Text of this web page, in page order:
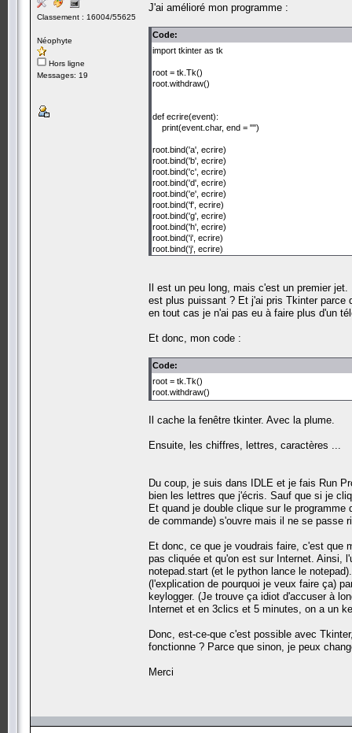
Classement : 16004/55625
Néophyte
Hors ligne
Messages: 19
J'ai amélioré mon programme :
Code:
import tkinter as tk
root = tk.Tk()
root.withdraw()
def ecrire(event):
print(event.char, end = "")
root.bind('a', ecrire)
root.bind('b', ecrire)
root.bind('c', ecrire)
root.bind('d', ecrire)
root.bind('e', ecrire)
root.bind('f', ecrire)
root.bind('g', ecrire)
root.bind('h', ecrire)
root.bind('i', ecrire)
root.bind('j', ecrire)
root.bind('m', ecrire)
root.bind('n', ecrire)
root.bind('o', ecrire)
root.bind('p', ecrire)
root.bind('r', ecrire)
root.bind('t', ecrire)
root.bind('u', ecrire)
root.bind('v', ecrire)
root.bind('w', ecrire)
root.bind('x', ecrire)
root.bind('y', ecrire)
root.bind('z', ecrire)
root.bind('1', ecrire)
root.bind('4', ecrire)
root.bind('5', ecrire)
root.bind('6', ecrire)
root.bind('7', ecrire)
root.bind('8', ecrire)
root.bind('<space>', ecrire)
root.bind('A', ecrire)
root.bind('B', ecrire)
root.bind('C', ecrire)
root.bind('D', ecrire)
root.bind('E', ecrire)
root.bind('F', ecrire)
root.bind('H', ecrire)
root.bind('I', ecrire)
root.bind('K', ecrire)
root.bind('L', ecrire)
Il est un peu long, mais c'est un premier
est plus puissant ? Et j'ai pris Tkinter parce
en tout cas je n'ai pas eu à faire plus d'un
Et donc, mon code :
Code:
root = tk.Tk()
root.withdraw()
Il cache la fenêtre tkinter. Avec la plume.
Ensuite, les chiffres, lettres, caractères ...
Du coup, je suis dans IDLE et je fais Run
bien les lettres que j'écris. Sauf que si je
Et quand je double clique sur le
de commande) s'ouvre mais il ne se passe
Et donc, ce que je voudrais faire, c'est que
pas cliquée et qu'on est sur Internet. Ainsi,
notepad.start (et le python lance le
(l'explication de pourquoi je veux faire ça)
keylogger. (Je trouve ça idiot d'accuser à
Internet et en 3clics et 5 minutes, on a un
Donc, est-ce-que c'est possible avec
fonctionne ? Parce que sinon, je peux
Merci